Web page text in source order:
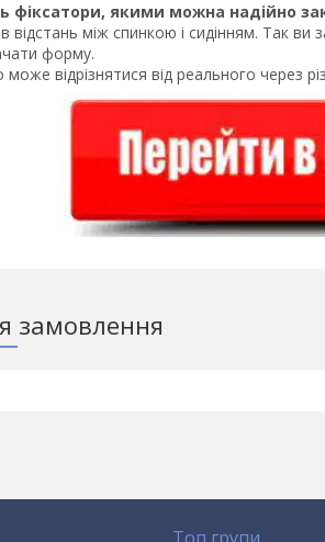
фіксатори, якими можна надійно
відстань між спинкою і сидінням. Так
форму.
відрізнятися від реального через
замовлення